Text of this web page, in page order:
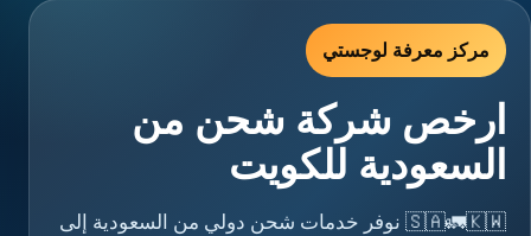
مركز معرفة لوجستي
ارخص شركة شحن من
السعودية للكويت
🇸🇦🚛🇰🇼 نوفر خدمات شحن دولي من السعودية إلى